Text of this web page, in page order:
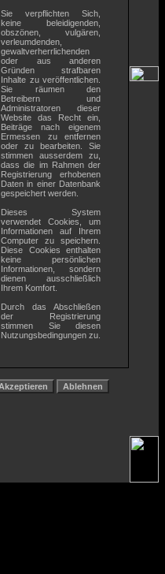
Sie verpflichten Sich,
keine beleidigenden,
obszönen, vulgären,
verleumdenden,
gewaltverherrlichenden
oder aus anderen
Gründen strafbaren
Inhalte zu veröffentlichen.
Sie räumen den
Betreibern und
Administratoren dieser
Website das Recht ein,
Beiträge nach eigenem
Ermessen zu entfernen
oder zu bearbeiten. Sie
stimmen ausserdem zu,
dass die im Rahmen der
Registrierung erhobenen
Daten in einer Datenbank
gespeichert werden.
Dieses System
verwendet Cookies, um
Informationen auf Ihrem
Computer zu speichern.
Diese Cookies enthalten
keine persönlichen
Informationen, sondern
dienen ausschließlich
Ihrem Komfort.
Durch das Abschließen
der Registrierung
stimmen Sie diesen
Nutzungsbedingungen zu.